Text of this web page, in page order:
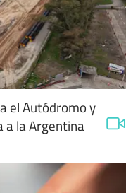
el Autódromo y
a la Argentina